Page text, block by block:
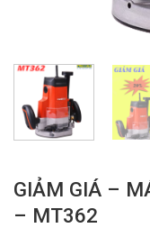
GIẢM GIÁ –
– MT362